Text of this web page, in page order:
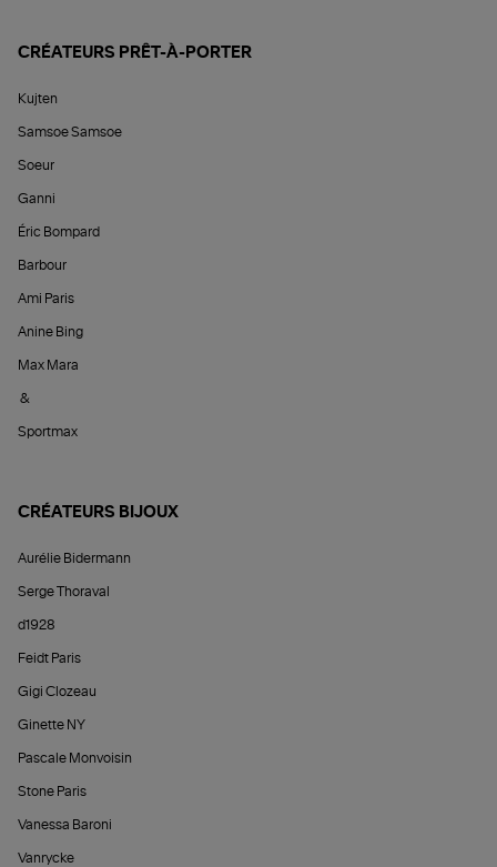
CRÉATEURS PRÊT-À-PORTER
Kujten
Samsoe Samsoe
Soeur
Ganni
Éric Bompard
Barbour
Ami Paris
Anine Bing
Max Mara
&
Sportmax
CRÉATEURS BIJOUX
Aurélie Bidermann
Serge Thoraval
d1928
Feidt Paris
Gigi Clozeau
Ginette NY
Pascale Monvoisin
Stone Paris
Vanessa Baroni
Vanrycke